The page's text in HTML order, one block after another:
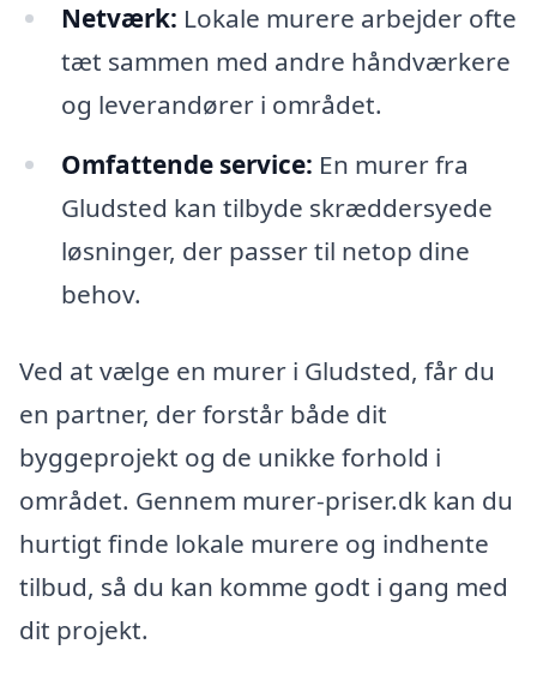
Netværk: Lokale murere arbejder ofte
tæt sammen med andre håndværkere
og leverandører i området.
Omfattende service: En murer fra
Gludsted kan tilbyde skræddersyede
løsninger, der passer til netop dine
behov.
Ved at vælge en murer i Gludsted, får du
en partner, der forstår både dit
byggeprojekt og de unikke forhold i
området. Gennem murer-priser.dk kan du
hurtigt finde lokale murere og indhente
tilbud, så du kan komme godt i gang med
dit projekt.